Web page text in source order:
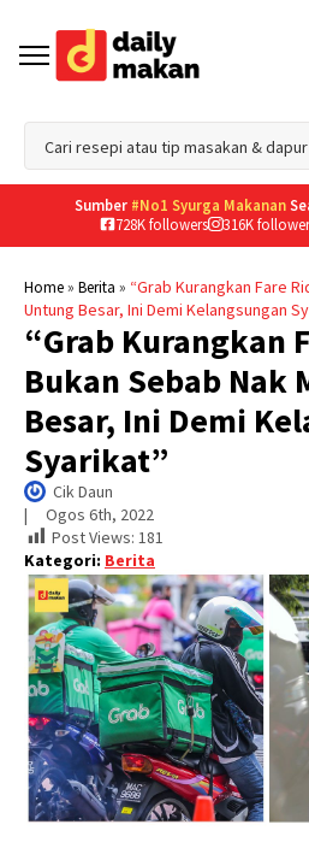
Sumber #No1 Syurga Makanan
728K followers
316K
Home» Berita » “Grab Kurangkan Fare
Untung Besar, Ini Demi Kelangsungan
“Grab Kurangkan
Bukan Sebab Nak
Besar, Ini Demi
Syarikat”
Cik Daun
| Ogos 6th, 2022
Post Views: 181
Kategori: Berita